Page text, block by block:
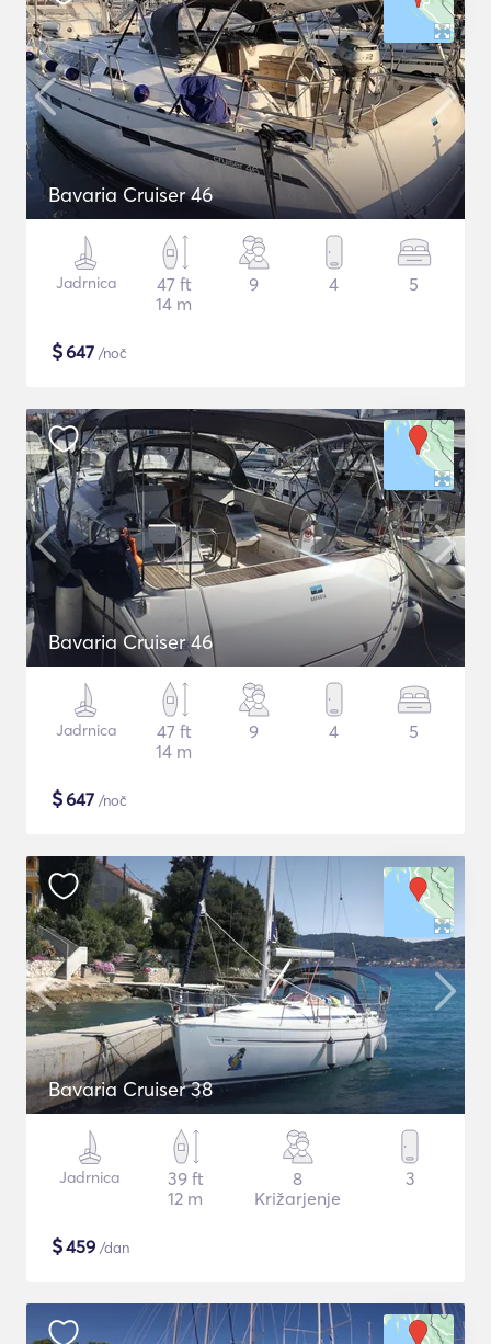
Bavaria Cruiser 46
Jadrnica
47 ft
14 m
9 4 5
$647 /noč
Bavaria Cruiser 46
Jadrnica
47 ft
14 m
9 4 5
$647 /noč
Bavaria Cruiser 38
Jadrnica
39 ft
12 m
8
Križarjenje
3
$459 /dan